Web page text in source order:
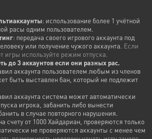
: использование более 1 учётной
расы одним пользователем.
: передача своего игрового аккаунта под
или получение чужого аккаунта. Если
игры используйте режим отпуска.
до 3 аккаунтов если они разных рас.
аккаунта пользователем любым из членов
быть выставлен бан, который не подлежит
аккаунта система может автоматически
игрока, забанить либо вынести
в случае повторного нарушения.
от 1000 Хайдариан, проверяются только
не проверяются аккаунты с менее чем